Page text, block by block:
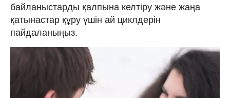
байланыстарды қалпына келтіру және жаңа
қатынастар құру үшін ай циклдерін
пайдаланыңыз.